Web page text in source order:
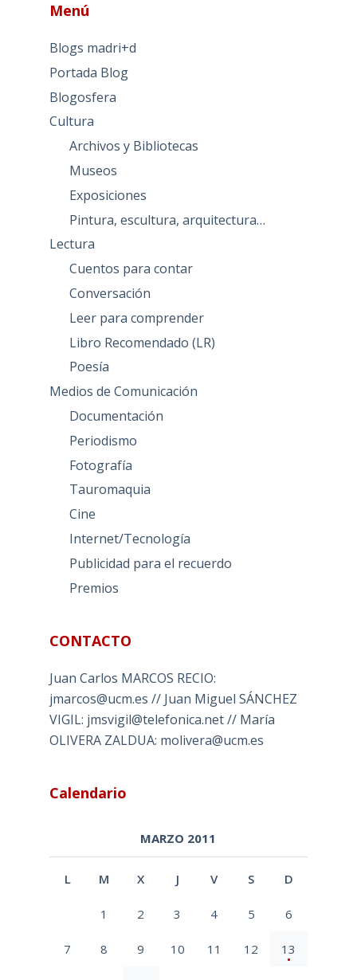
Menú
Blogs madri+d
Portada Blog
Blogosfera
Cultura
Archivos y Bibliotecas
Museos
Exposiciones
Pintura, escultura, arquitectura…
Lectura
Cuentos para contar
Conversación
Leer para comprender
Libro Recomendado (LR)
Poesía
Medios de Comunicación
Documentación
Periodismo
Fotografía
Tauromaquia
Cine
Internet/Tecnología
Publicidad para el recuerdo
Premios
CONTACTO
Juan Carlos MARCOS RECIO:
jmarcos@ucm.es // Juan Miguel SÁNCHEZ
VIGIL: jmsvigil@telefonica.net // María
OLIVERA ZALDUA: molivera@ucm.es
Calendario
MARZO 2011
L M X J V S D
1 2 3 4 5 6
7 8 9 10 11 12 13